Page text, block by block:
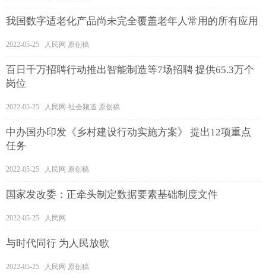
我国数字适老化产品尚未完全覆盖老年人常用的所有应用
2022-05-25 人民网 原创稿
百日千万招聘行动推出智能制造等7场招聘 提供65.3万个
岗位
2022-05-25 人民网-社会频道 原创稿
中办国办印发《乡村建设行动实施方案》 提出12项重点
任务
2022-05-25 人民网 原创稿
国家发改委：正牵头制定数据要素基础制度文件
2022-05-25 人民网
与时代同行 为人民放歌
2022-05-25 人民网 原创稿